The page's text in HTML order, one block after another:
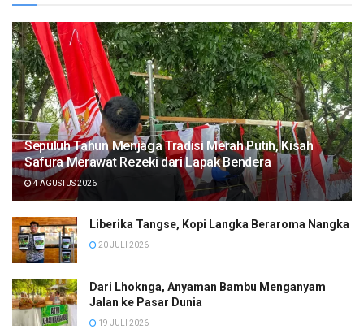
Sepuluh Tahun Menjaga Tradisi Merah Putih, Kisah
Safura Merawat Rezeki dari Lapak Bendera
4 AGUSTUS 2026
Liberika Tangse, Kopi Langka Beraroma Nangka
20 JULI 2026
Dari Lhoknga, Anyaman Bambu Menganyam
Jalan ke Pasar Dunia
19 JULI 2026